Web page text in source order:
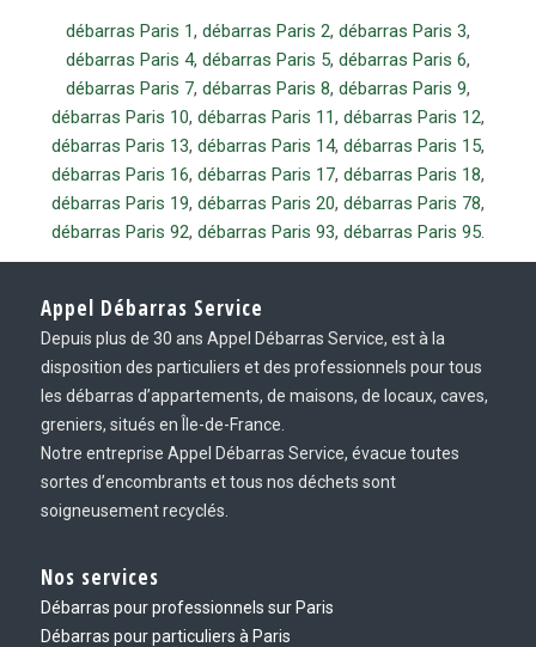
débarras Paris 1, débarras Paris 2, débarras Paris 3,
débarras Paris 4, débarras Paris 5, débarras Paris 6,
débarras Paris 7, débarras Paris 8, débarras Paris 9,
débarras Paris 10, débarras Paris 11, débarras Paris 12,
débarras Paris 13, débarras Paris 14, débarras Paris 15,
débarras Paris 16, débarras Paris 17, débarras Paris 18,
débarras Paris 19, débarras Paris 20, débarras Paris 78,
débarras Paris 92, débarras Paris 93, débarras Paris 95.
Appel Débarras Service
Depuis plus de 30 ans Appel Débarras Service, est à la
disposition des particuliers et des professionnels pour tous
les débarras d’appartements, de maisons, de locaux, caves,
greniers, situés en Île-de-France.
Notre entreprise Appel Débarras Service, évacue toutes
sortes d’encombrants et tous nos déchets sont
soigneusement recyclés.
Nos services
Débarras pour professionnels sur Paris
Débarras pour particuliers à Paris